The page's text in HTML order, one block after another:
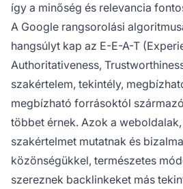
így a minőség és relevancia
A Google rangsorolási
hangsúlyt kap az E-E-A-T
Authoritativeness,
szakértelem, tekintély,
megbízható forrásoktól
többet érnek. Azok a
szakértelmet mutatnak és
közönségükkel, természetes
szereznek backlinkeket más